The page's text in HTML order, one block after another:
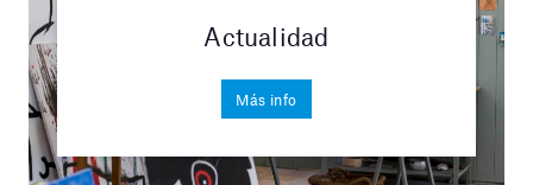
Actualidad
Más info